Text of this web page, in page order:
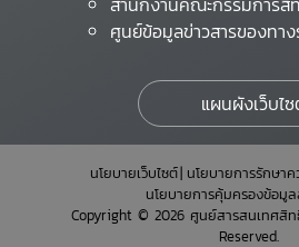
ศูนย์ข้อมูลข่าวสารของทาง
แผนผังเว็บไ
นโยบายเว็บไซต์ นโยบายการรักษา
นโยบายการคุ้มครองข้อมู
Copyright © 2026 ศูนย์สารสนเทศสิท
Reserved.